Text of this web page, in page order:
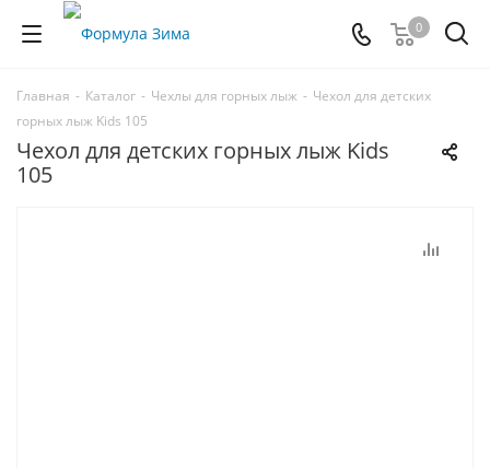
0
Главная - Каталог - Чехлы для горных лыж - Чехол для детских
горных лыж Kids 105
Чехол для детских горных лыж Kids
105